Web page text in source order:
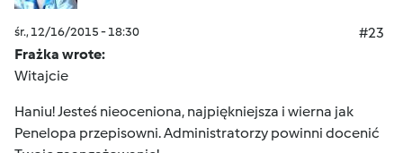
śr., 12/16/2015 - 18:30
#23
Frażka wrote:
Witajcie
Haniu! Jesteś nieoceniona, najpiękniejsza i wierna jak
Penelopa przepisowni. Administratorzy powinni docenić